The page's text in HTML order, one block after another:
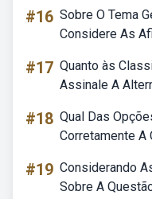
#16 Sobre O Tema
Considere As
#17 Quanto às
Assinale A
#18 Qual Das
Corretamente A
#19 Considerando
Sobre A